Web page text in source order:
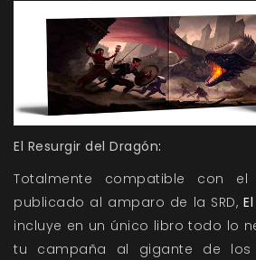
El Resurgir del Dragón:
Totalmente compatible con
publicado al amparo de la SRD,
incluye en un único libro todo lo
tu campaña al gigante de